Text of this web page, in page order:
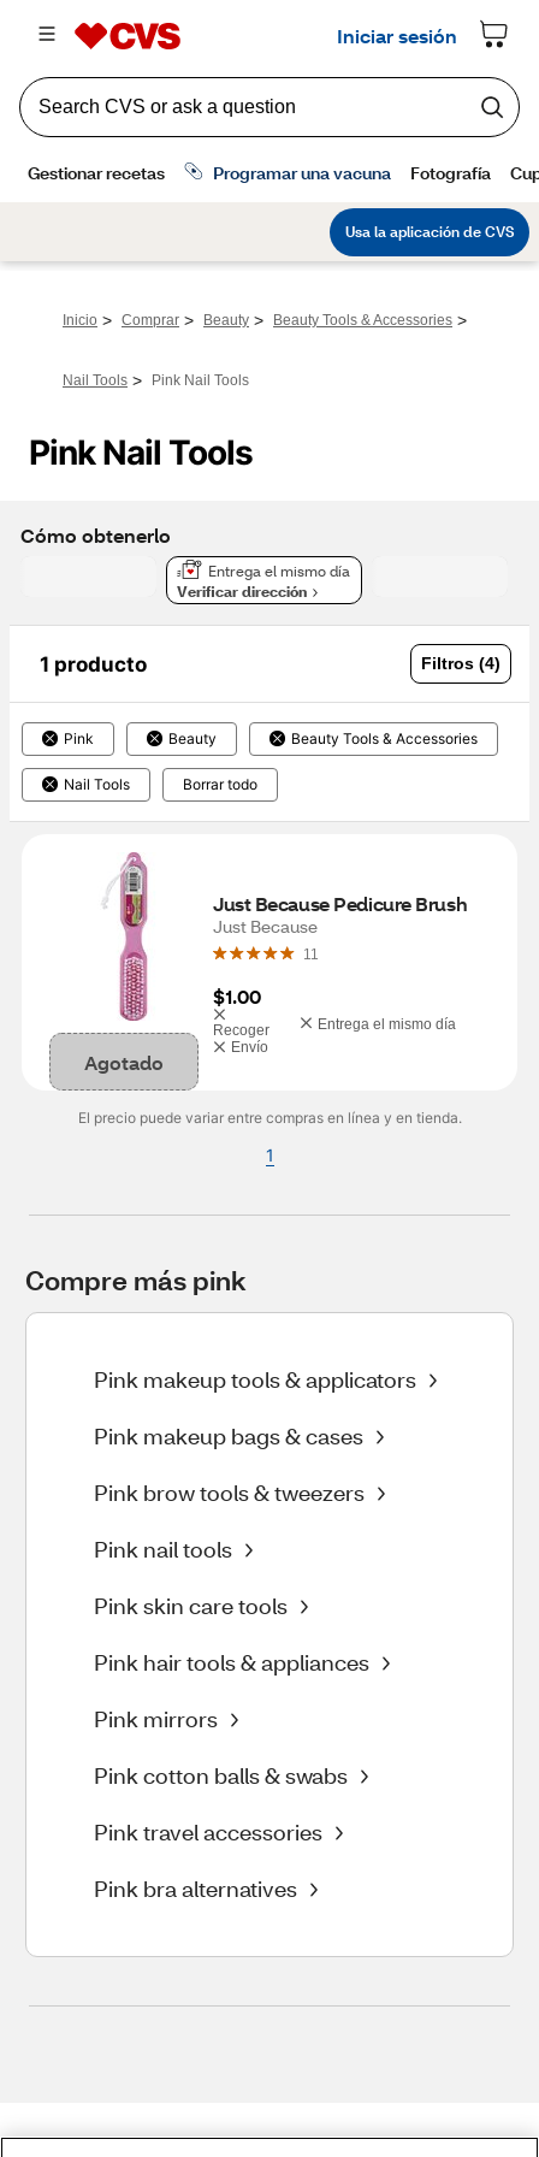
Inicio > Comprar > Beauty > Beauty Tools & Accessories >
Nail Tools > Pink Nail Tools
Pink Nail Tools
Cómo obtenerlo
Entrega el mismo día
Verificar dirección
1 producto Filtros (4)
Pink Beauty Beauty Tools & Accessories
Nail Tools Borrar todo
Agotado
Just Because Pedicure Brush
Just Because
11
$1.00
Recoger
Entrega el mismo día
Envío
El precio puede variar entre compras en línea y en tienda.
1
Compre más pink
Pink makeup tools & applicators
Pink makeup bags & cases
Pink brow tools & tweezers
Pink nail tools
Pink skin care tools
Pink hair tools & appliances
Pink mirrors
Pink cotton balls & swabs
Pink travel accessories
Pink bra alternatives